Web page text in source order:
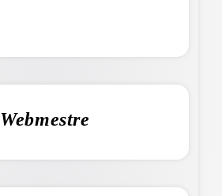
Webmestre